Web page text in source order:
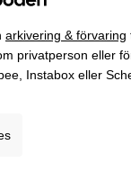
arkivering & förvaring
privatperson eller
Instabox eller